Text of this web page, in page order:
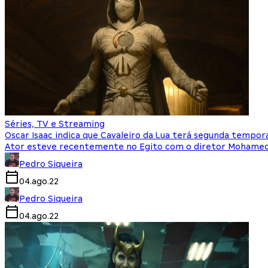
Séries, TV e Streaming
Oscar Isaac indica que Cavaleiro da Lua terá segunda
Ator esteve recentemente no Egito com o diretor
Pedro Siqueira
04.ago.22
Pedro Siqueira
04.ago.22